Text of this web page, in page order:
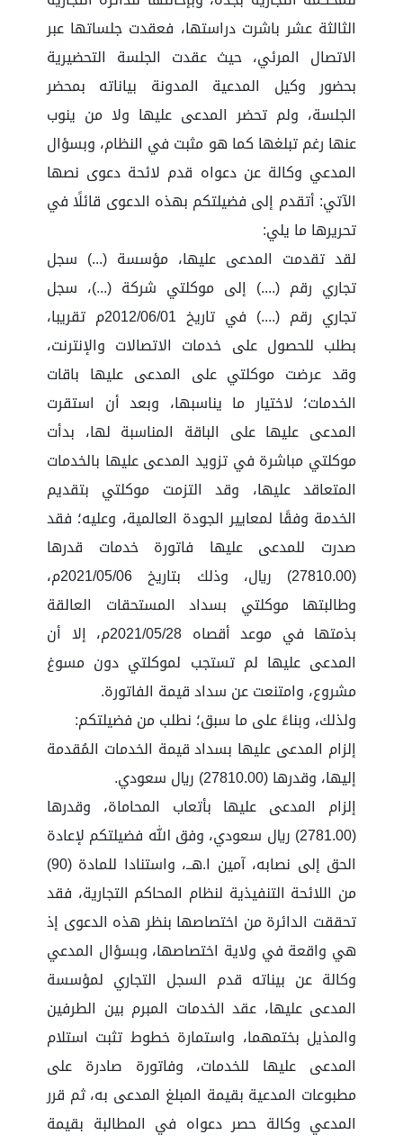
الثالثة عشر باشرت دراستها، فعقدت جلساتها عبر
الاتصال المرئي، حيث عقدت الجلسة التحضيرية
بحضور وكيل المدعية المدونة بياناته بمحضر
الجلسة، ولم تحضر المدعى عليها ولا من ينوب
عنها رغم تبلغها كما هو مثبت في النظام، وبسؤال
المدعي وكالة عن دعواه قدم لائحة دعوى نصها
الآتي: أتقدم إلى فضيلتكم بهذه الدعوى قائلًا في
تحريرها ما يلي:
لقد تقدمت المدعى عليها، مؤسسة (...) سجل
تجاري رقم (....) إلى موكلتي شركة (...)، سجل
تجاري رقم (....) في تاريخ 2012/06/01م تقريبا،
بطلب للحصول على خدمات الاتصالات والإنترنت،
وقد عرضت موكلتي على المدعى عليها باقات
الخدمات؛ لاختيار ما يناسبها، وبعد أن استقرت
المدعى عليها على الباقة المناسبة لها، بدأت
موكلتي مباشرة في تزويد المدعى عليها بالخدمات
المتعاقد عليها، وقد التزمت موكلتي بتقديم
الخدمة وفقًا لمعايير الجودة العالمية، وعليه؛ فقد
صدرت للمدعى عليها فاتورة خدمات قدرها
(27810.00) ريال، وذلك بتاريخ 2021/05/06م،
وطالبتها موكلتي بسداد المستحقات العالقة
بذمتها في موعد أقصاه 2021/05/28م، إلا أن
المدعى عليها لم تستجب لموكلتي دون مسوغ
مشروع، وامتنعت عن سداد قيمة الفاتورة.
ولذلك، وبناءً على ما سبق؛ نطلب من فضيلتكم:
إلزام المدعى عليها بسداد قيمة الخدمات المُقدمة
إليها، وقدرها (27810.00) ريال سعودي.
إلزام المدعى عليها بأتعاب المحاماة، وقدرها
(2781.00) ريال سعودي، وفق الله فضيلتكم لإعادة
الحق إلى نصابه، آمين ا.هــ، واستنادا للمادة (90)
من اللائحة التنفيذية لنظام المحاكم التجارية، فقد
تحققت الدائرة من اختصاصها بنظر هذه الدعوى إذ
هي واقعة في ولاية اختصاصها، وبسؤال المدعي
وكالة عن بيناته قدم السجل التجاري لمؤسسة
المدعى عليها، عقد الخدمات المبرم بين الطرفين
والمذيل بختمهما، واستمارة خطوط تثبت استلام
المدعى عليها للخدمات، وفاتورة صادرة على
مطبوعات المدعية بقيمة المبلغ المدعى به، ثم قرر
المدعي وكالة حصر دعواه في المطالبة بقيمة